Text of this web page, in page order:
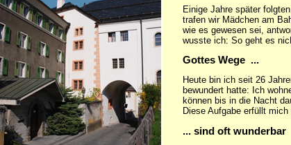
Einige Jahre später
trafen wir Mädchen am
wie es gewesen sei,
wusste ich: So geht es
Gottes Wege ...
Heute bin ich seit 26
bewundert hatte: Ich
können bis in die Nacht
Diese Aufgabe erfüllt mich
... sind oft wunderbar